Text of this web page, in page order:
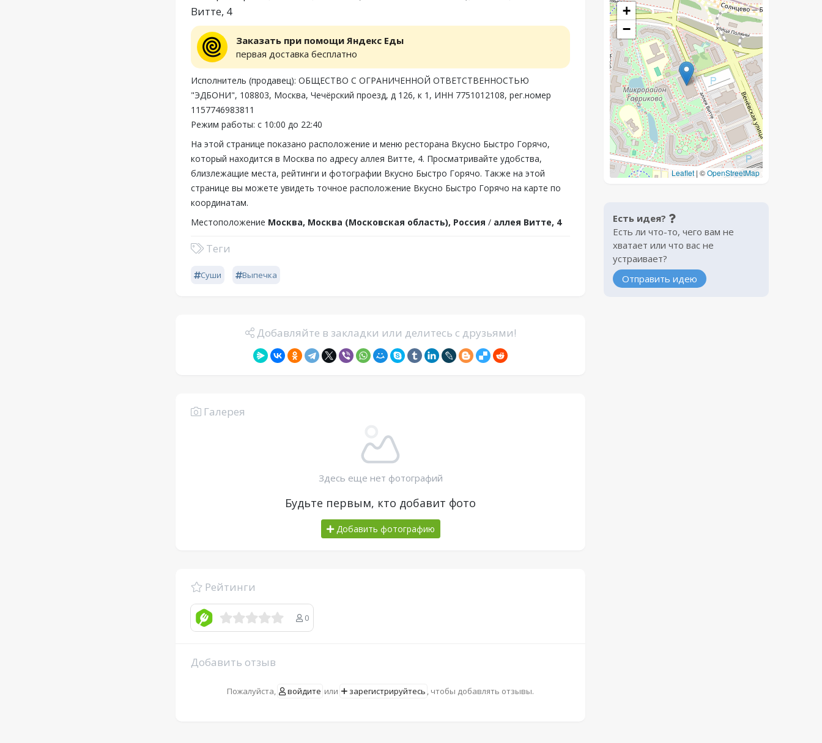
Витте, 4
Заказать при помощи Яндекс Еды
первая доставка бесплатно
Исполнитель (продавец): ОБЩЕСТВО С ОГРАНИЧЕННОЙ ОТВЕТСТВЕННОСТЬЮ
"ЭДБОНИ", 108803, Москва, Чечёрский проезд, д 126, к 1, ИНН 7751012108, рег.номер
1157746983811
Режим работы: с 10:00 до 22:40
На этой странице показано расположение и меню ресторана Вкусно Быстро Горячо,
который находится в Москва по адресу аллея Витте, 4. Просматривайте удобства,
близлежащие места, рейтинги и фотографии Вкусно Быстро Горячо. Также на этой
странице вы можете увидеть точное расположение Вкусно Быстро Горячо на карте по
координатам.
Местоположение Москва, Москва (Московская область), Россия / аллея Витте, 4
Теги
Суши Выпечка
Добавляйте в закладки или делитесь с друзьями!
Галерея
Здесь еще нет фотографий
Будьте первым, кто добавит фото
Добавить фотографию
Рейтинги
0
Добавить отзыв
Пожалуйста, войдите или зарегистрируйтесь , чтобы добавлять отзывы.
+
−
Leaflet | ©OpenStreetMap
Есть идея?
Есть ли что-то, чего вам не
хватает или что вас не
устраивает?
Отправить идею